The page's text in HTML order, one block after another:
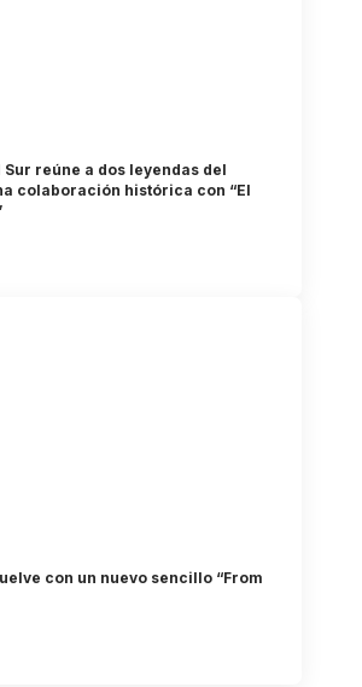
Sur reúne a dos leyendas del
colaboración histórica con “El
con un nuevo sencillo “From